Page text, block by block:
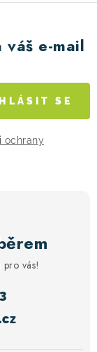
e-mail
ochrany
SE
pro vás!